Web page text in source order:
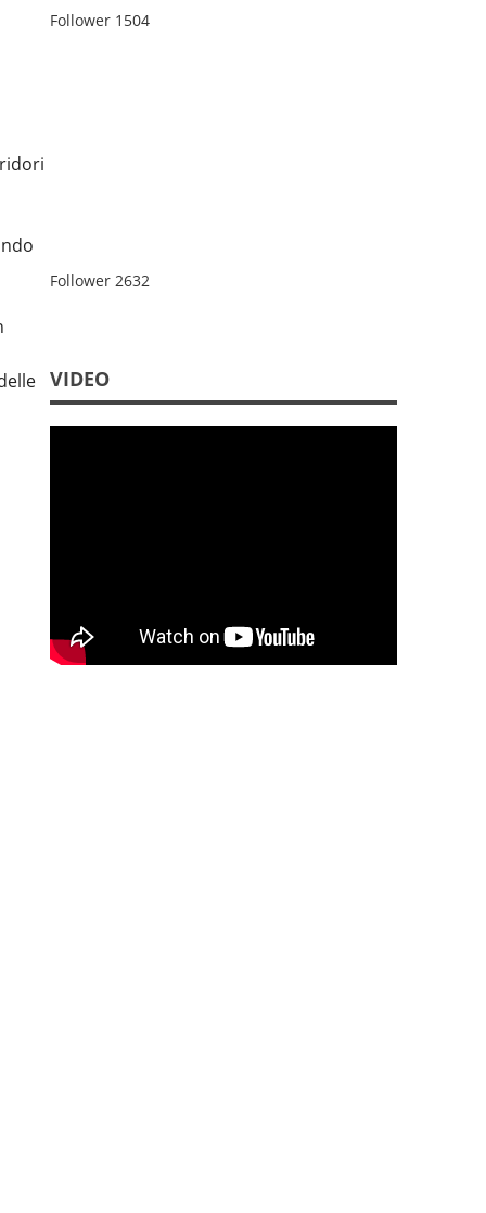
Follower 1504
Follower 2632
VIDEO